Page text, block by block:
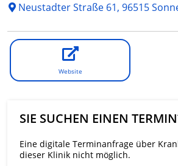
Neustadter Straße 61, 96515
Website
SIE SUCHEN EINEN
Eine digitale Terminanfrage über
dieser Klinik nicht möglich.